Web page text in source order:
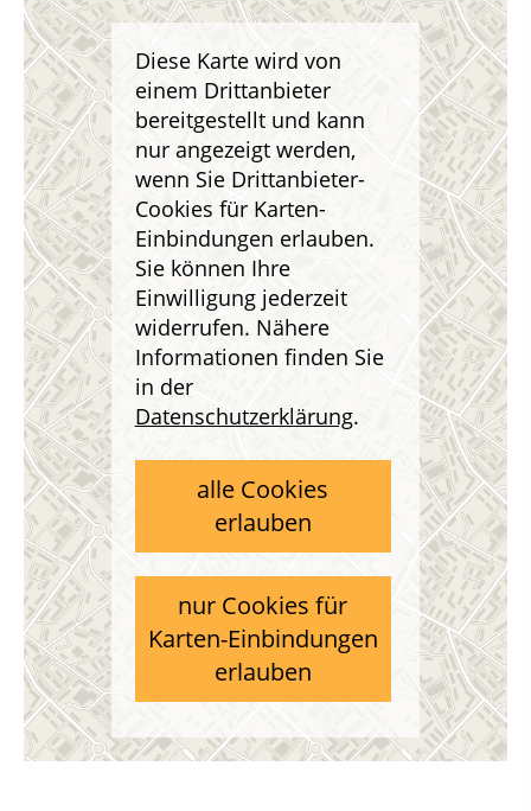
Diese Karte wird von
einem Drittanbieter
bereitgestellt und kann
nur angezeigt werden,
wenn Sie Drittanbieter-
Cookies für Karten-
Einbindungen erlauben.
Sie können Ihre
Einwilligung jederzeit
widerrufen. Nähere
Informationen finden Sie
in der
Datenschutzerklärung.
alle Cookies
erlauben
nur Cookies für
Karten-Einbindungen
erlauben